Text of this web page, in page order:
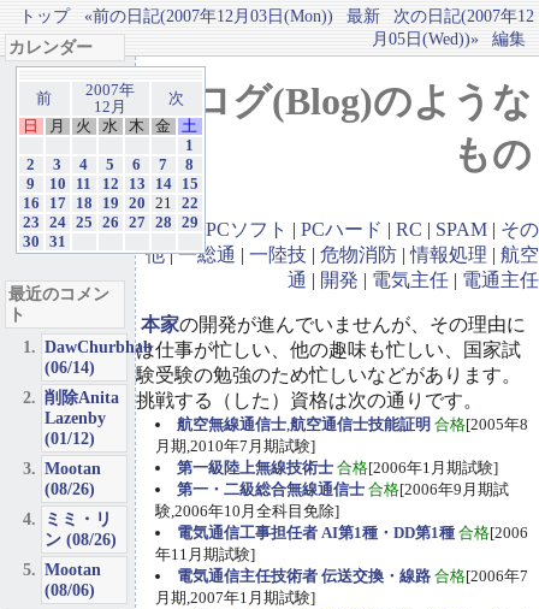
トップ «前の日記(2007年12月03日(Mon)) 最新
次の日記(2007年12
月05日(Wed))»
編集
ブログ(Blog)のような
もの
GBA| PCソフト | PCハード | RC | SPAM | その
他|一総通 | 一陸技 | 危物消防 |情報処理 | 航空
通 | 開発 | 電気主任 | 電通主任
本家の開発が進んでいませんが、その理由に
は仕事が忙しい、他の趣味も忙しい、国家試
験受験の勉強のため忙しいなどがあります。
挑戦する（した）資格は次の通りです。
航空無線通信士,航空通信士技能証明 合格[2005年8
月期,2010年7月期試験]
第一級陸上無線技術士 合格[2006年1月期試験]
第一・二級総合無線通信士 合格[2006年9月期試
験,2006年10月全科目免除]
電気通信工事担任者 AI第1種・DD第1種 合格[2006
年11月期試験]
電気通信主任技術者 伝送交換・線路 合格[2006年7
月期,2007年1月期試験]
カレンダー
前
2007年
12月
次
日
月 火 水 木 金
土
1
2
3 4 5 6 7
8
9
10 11 12 13 14
15
16
17 18 19 20 21
22
23
24 25 26 27 28
29
30
31
最近のコメン
ト
DawChurbhab
(06/14)
削除Anita
Lazenby
(01/12)
Mootan
(08/26)
ミミ・リ
ン (08/26)
Mootan
(08/06)